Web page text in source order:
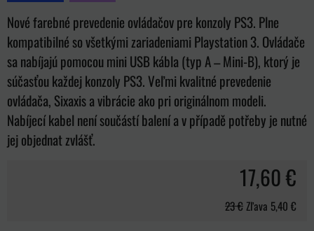
Nové farebné prevedenie ovládačov pre konzoly PS3. Plne
kompatibilné so všetkými zariadeniami Playstation 3. Ovládače
sa nabíjajú pomocou mini USB kábla (typ A – Mini-B), ktorý je
súčasťou každej konzoly PS3. Veľmi kvalitné prevedenie
ovládača, Sixaxis a vibrácie ako pri originálnom modeli.
Nabíjecí kabel není součástí balení a v případě potřeby je nutné
jej objednat zvlášť.
17,60 €
23 € Zľava 5,40 €